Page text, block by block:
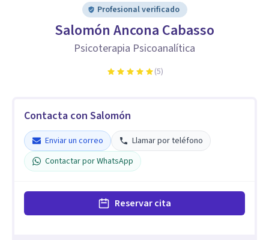
Profesional verificado
Salomón Ancona Cabasso
Psicoterapia Psicoanalítica
(5)
Contacta con Salomón
Enviar un correo
Llamar por teléfono
Contactar por WhatsApp
Reservar cita